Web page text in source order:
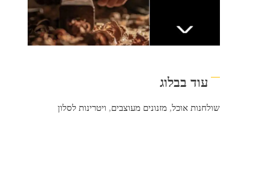
עוד בבלוג
שולחנות אוכל, מזנונים מעוצבים, ויטרינות לסלון